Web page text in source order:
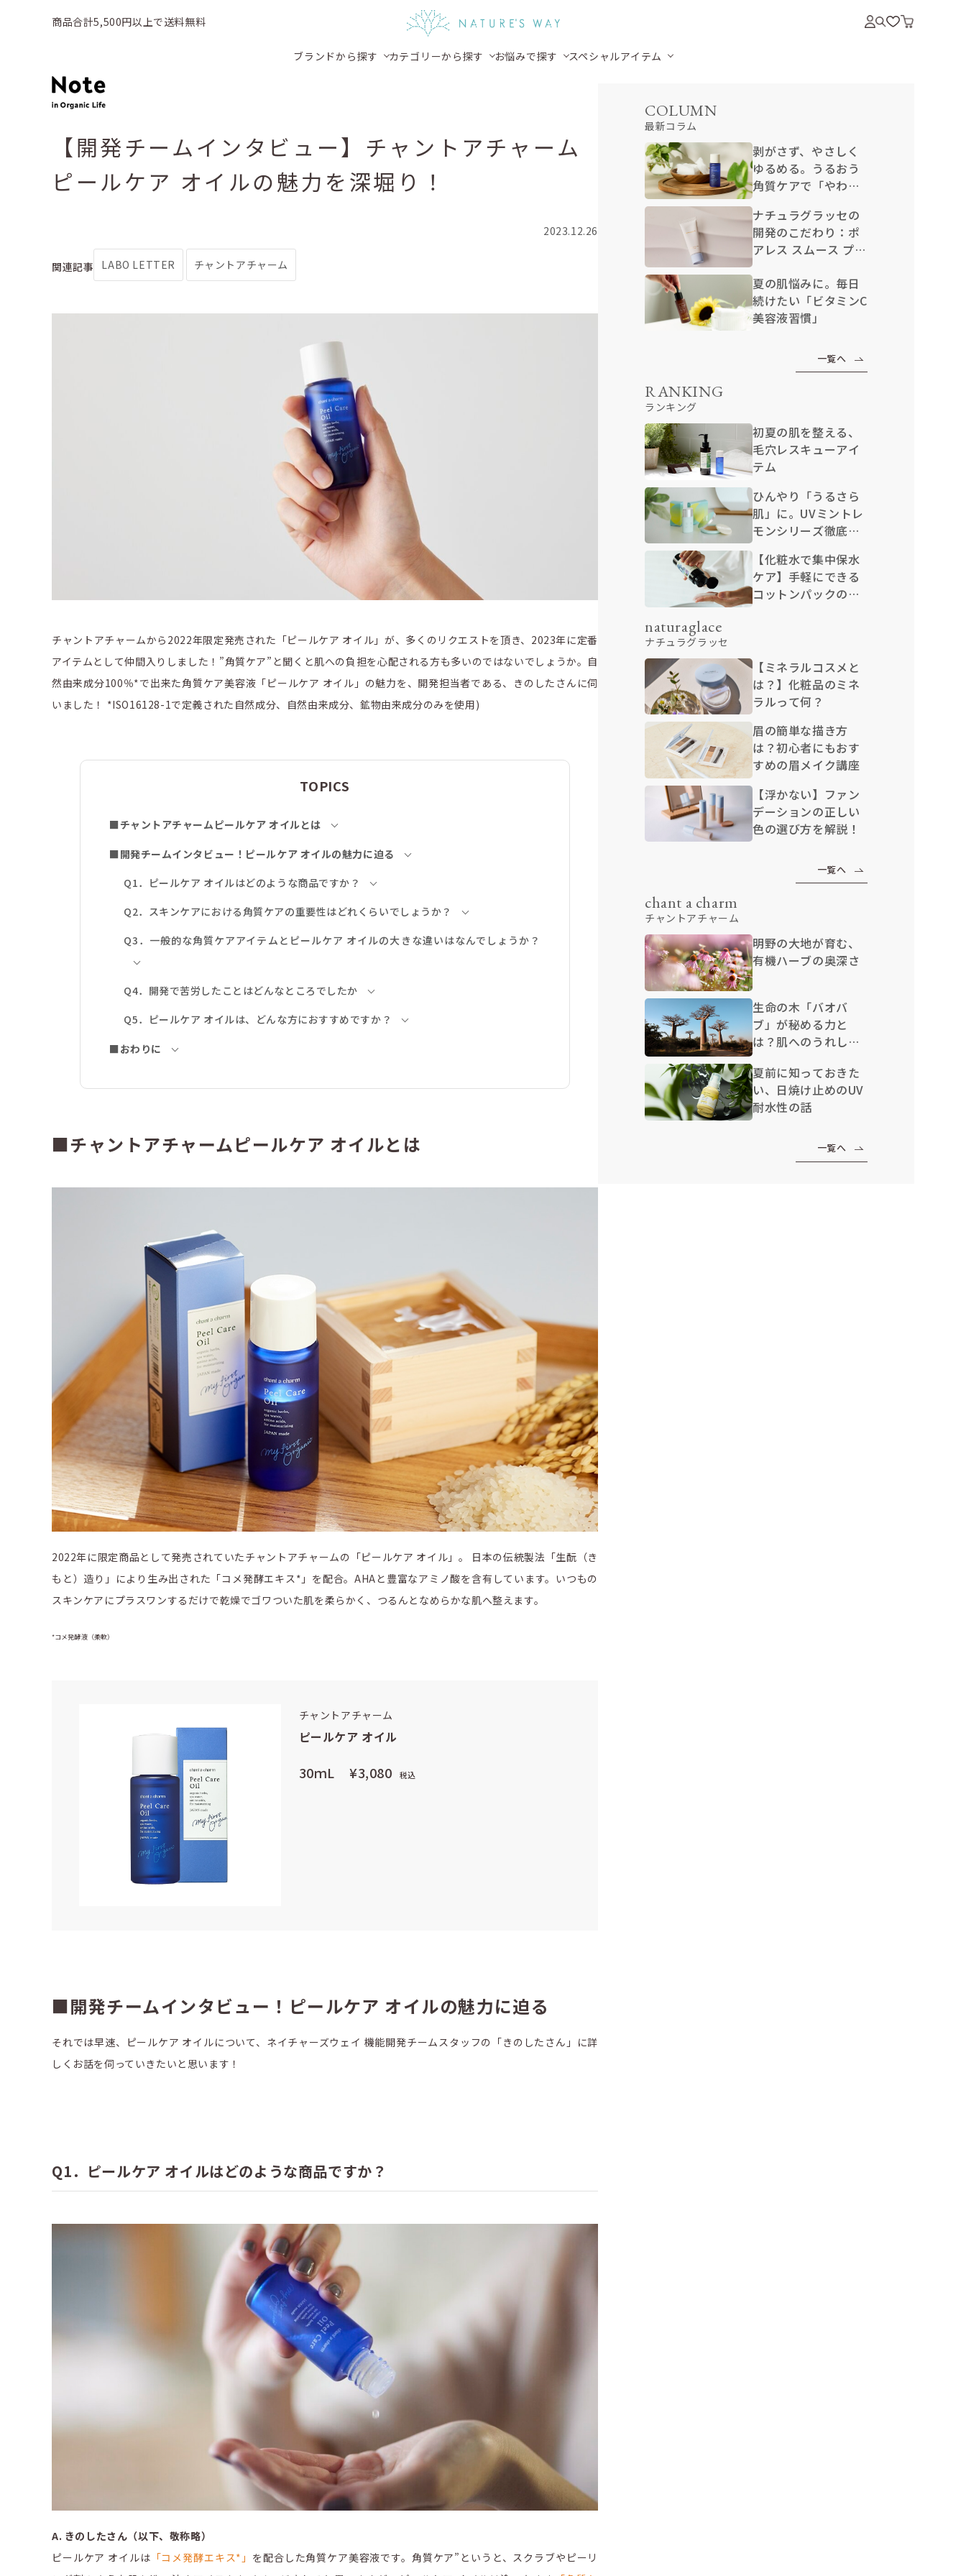
商品合計5,500円以上で送料無料
ブランドから探す カテゴリーから探す お悩みで探す スペシャルアイテム
【開発チームインタビュー】チャントアチャーム
ピールケア オイルの魅力を深堀り！
2023.12.26
関連記事 LABO LETTER チャントアチャーム
チャントアチャームから2022年限定発売された「ピールケア オイル」が、多くのリクエストを頂き、2023年に定番
アイテムとして仲間入りしました！”角質ケア”と聞くと肌への負担を心配される方も多いのではないでしょうか。自
然由来成分100％*で出来た角質ケア美容液「ピールケア オイル」の魅力を、開発担当者である、きのしたさんに伺
いました！ *ISO16128-1で定義された自然成分、自然由来成分、鉱物由来成分のみを使用)
TOPICS
■チャントアチャームピールケア オイルとは
■開発チームインタビュー！ピールケア オイルの魅力に迫る
Q1．ピールケア オイルはどのような商品ですか？
Q2．スキンケアにおける角質ケアの重要性はどれくらいでしょうか？
Q3．一般的な角質ケアアイテムとピールケア オイルの大きな違いはなんでしょうか？
Q4．開発で苦労したことはどんなところでしたか
Q5．ピールケア オイルは、どんな方におすすめですか？
■おわりに
■チャントアチャームピールケア オイルとは
2022年に限定商品として発売されていたチャントアチャームの「ピールケア オイル」。 日本の伝統製法「生酛（き
もと）造り」により生み出された「コメ発酵エキス*」を配合。AHAと豊富なアミノ酸を含有しています。いつもの
スキンケアにプラスワンするだけで乾燥でゴワついた肌を柔らかく、つるんとなめらかな肌へ整えます。
*コメ発酵液（柔軟）
チャントアチャーム
ピールケア オイル
30ｍL ¥3,080 税込
■開発チームインタビュー！ピールケア オイルの魅力に迫る
それでは早速、ピールケア オイルについて、ネイチャーズウェイ 機能開発チームスタッフの「きのしたさん」に詳
しくお話を伺っていきたいと思います！
Q1．ピールケア オイルはどのような商品ですか？
A. きのしたさん（以下、敬称略）
ピールケア オイルは 「コメ発酵エキス*」 を配合した角質ケア美容液です。角質ケア”というと、スクラブやピーリ
COLUMN
最新コラム
剥がさず、やさしく
ゆるめる。うるおう
角質ケアで「やわら
ナチュラグラッセの
開発のこだわり：ポ
アレス スムース プラ
夏の肌悩みに。毎日
続けたい「ビタミンC
美容液習慣」
一覧へ
RANKING
ランキング
初夏の肌を整える、
毛穴レスキューアイ
テム
ひんやり「うるさら
肌」に。UVミントレ
モンシリーズ徹底解
【化粧水で集中保水
ケア】手軽にできる
コットンパックのや
naturaglace
ナチュラグラッセ
【ミネラルコスメと
は？】化粧品のミネ
ラルって何？
眉の簡単な描き方
は？初心者にもおす
すめの眉メイク講座
【浮かない】ファン
デーションの正しい
色の選び方を解説！
一覧へ
chant a charm
チャントアチャーム
明野の大地が育む、
有機ハーブの奥深さ
生命の木「バオバ
ブ」が秘める力と
は？肌へのうれしい
夏前に知っておきた
い、日焼け止めのUV
耐水性の話
一覧へ